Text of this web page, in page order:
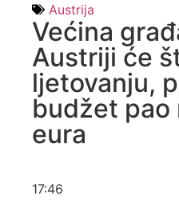
Austrija
Većina
Austriji će
ljetovanju,
budžet pao
eura
17:46